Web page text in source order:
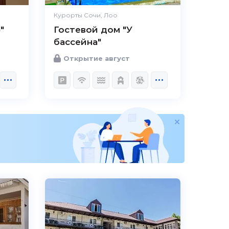
Курорты Сочи, Лоо
Гостевой дом "У
бассейна"
Открытие август